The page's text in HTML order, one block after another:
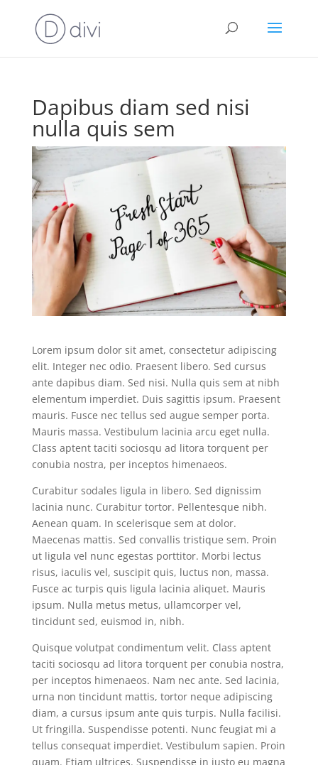
Dapibus diam sed nisi
nulla quis sem
Lorem ipsum dolor sit amet, consectetur adipiscing
elit. Integer nec odio. Praesent libero. Sed cursus
ante dapibus diam. Sed nisi. Nulla quis sem at nibh
elementum imperdiet. Duis sagittis ipsum. Praesent
mauris. Fusce nec tellus sed augue semper porta.
Mauris massa. Vestibulum lacinia arcu eget nulla.
Class aptent taciti sociosqu ad litora torquent per
conubia nostra, per inceptos himenaeos.
Curabitur sodales ligula in libero. Sed dignissim
lacinia nunc. Curabitur tortor. Pellentesque nibh.
Aenean quam. In scelerisque sem at dolor.
Maecenas mattis. Sed convallis tristique sem. Proin
ut ligula vel nunc egestas porttitor. Morbi lectus
risus, iaculis vel, suscipit quis, luctus non, massa.
Fusce ac turpis quis ligula lacinia aliquet. Mauris
ipsum. Nulla metus metus, ullamcorper vel,
tincidunt sed, euismod in, nibh.
Quisque volutpat condimentum velit. Class aptent
taciti sociosqu ad litora torquent per conubia nostra,
per inceptos himenaeos. Nam nec ante. Sed lacinia,
urna non tincidunt mattis, tortor neque adipiscing
diam, a cursus ipsum ante quis turpis. Nulla facilisi.
Ut fringilla. Suspendisse potenti. Nunc feugiat mi a
tellus consequat imperdiet. Vestibulum sapien. Proin
quam. Etiam ultrices. Suspendisse in justo eu magna